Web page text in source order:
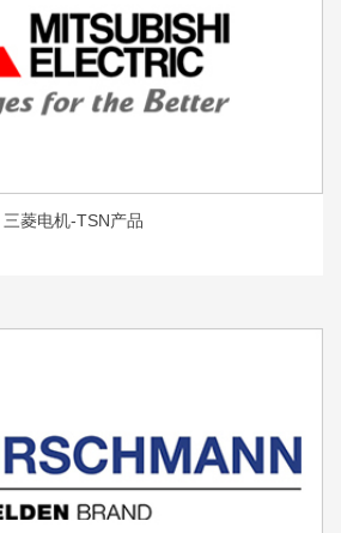
三菱电机-TSN产品